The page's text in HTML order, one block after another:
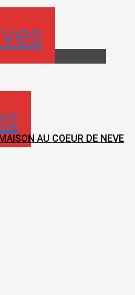
AU COEUR DE NEVE